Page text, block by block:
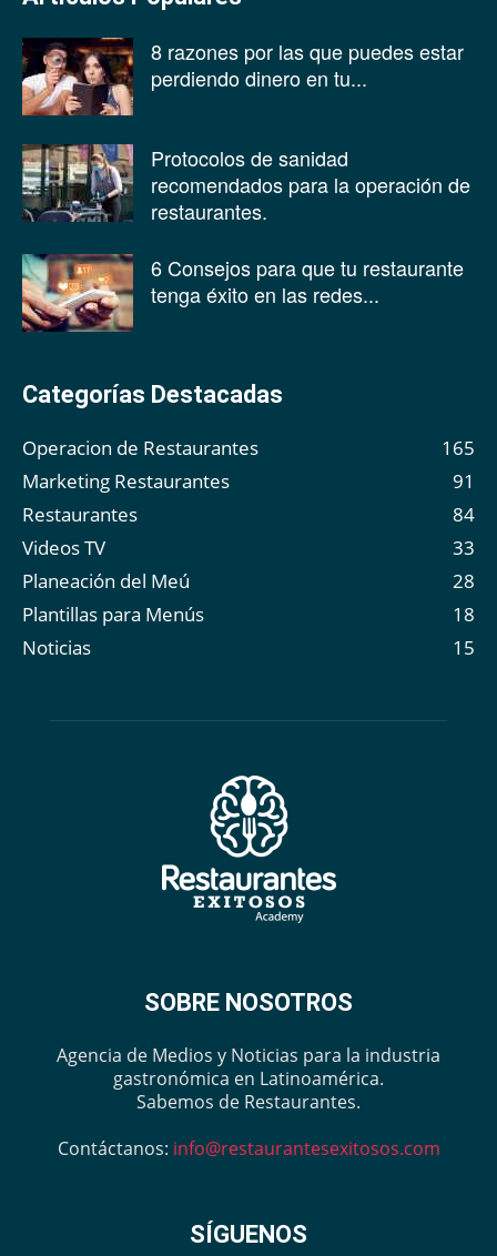
8 razones por las que puedes estar
perdiendo dinero en tu...
Protocolos de sanidad
recomendados para la operación de
restaurantes.
6 Consejos para que tu restaurante
tenga éxito en las redes...
Categorías Destacadas
Operacion de Restaurantes
165
Marketing Restaurantes
91
Restaurantes
84
Videos TV
33
Planeación del Meú
28
Plantillas para Menús
18
Noticias
15
SOBRE NOSOTROS
Agencia de Medios y Noticias para la industria
gastronómica en Latinoamérica.
Sabemos de Restaurantes.
Contáctanos: info@restaurantesexitosos.com
SÍGUENOS